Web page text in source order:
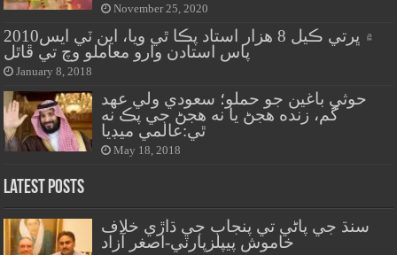
November 25, 2020
2010۾ ڀرتي ڪيل 8 هزار استاد پڪا ٿي ويا، اين ٽي ايس
پاس استادن وارو معاملو وچ تي ڦاٿل
January 8, 2018
حوثي باغين جو حملو؛ سعودي ولي عهد
گم، زنده هجڻ يا نه هجڻ جي پڪ نه
ٿي:عالمي ميڊيا
May 18, 2018
Latest Posts
سنڌ جي پاڻي تي پنجاب جي ڌاڙي خلاف
خاموش پيپلزپارٽي-اصغر آزاد